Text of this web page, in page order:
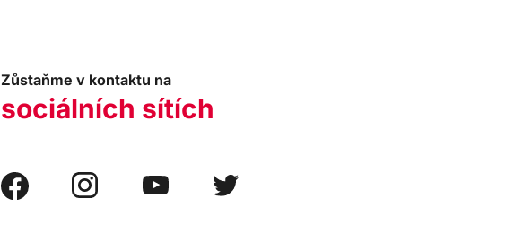
Zůstaňme v kontaktu na
sociálních sítích